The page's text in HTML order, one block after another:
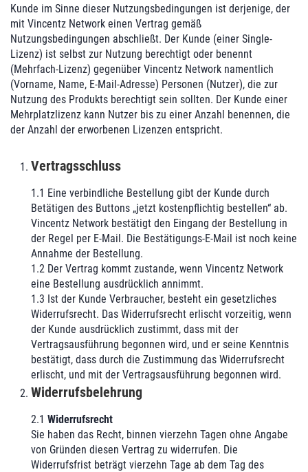
Kunde im Sinne dieser Nutzungsbedingungen ist derjenige, der
mit Vincentz Network einen Vertrag gemäß
Nutzungsbedingungen abschließt. Der Kunde (einer Single-
Lizenz) ist selbst zur Nutzung berechtigt oder benennt
(Mehrfach-Lizenz) gegenüber Vincentz Network namentlich
(Vorname, Name, E-Mail-Adresse) Personen (Nutzer), die zur
Nutzung des Produkts berechtigt sein sollten. Der Kunde einer
Mehrplatzlizenz kann Nutzer bis zu einer Anzahl benennen, die
der Anzahl der erworbenen Lizenzen entspricht.
Vertragsschluss
1.1 Eine verbindliche Bestellung gibt der Kunde durch
Betätigen des Buttons „jetzt kostenpflichtig bestellen“ ab.
Vincentz Network bestätigt den Eingang der Bestellung in
der Regel per E-Mail. Die Bestätigungs-E-Mail ist noch keine
Annahme der Bestellung.
1.2 Der Vertrag kommt zustande, wenn Vincentz Network
eine Bestellung ausdrücklich annimmt.
1.3 Ist der Kunde Verbraucher, besteht ein gesetzliches
Widerrufsrecht. Das Widerrufsrecht erlischt vorzeitig, wenn
der Kunde ausdrücklich zustimmt, dass mit der
Vertragsausführung begonnen wird, und er seine Kenntnis
bestätigt, dass durch die Zustimmung das Widerrufsrecht
erlischt, und mit der Vertragsausführung begonnen wird.
Widerrufsbelehrung
2.1 Widerrufsrecht
Sie haben das Recht, binnen vierzehn Tagen ohne Angabe
von Gründen diesen Vertrag zu widerrufen. Die
Widerrufsfrist beträgt vierzehn Tage ab dem Tag des